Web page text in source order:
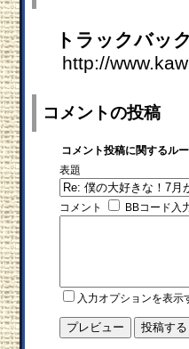
トラックバッ
http://
コメントの投稿
コメント投稿に関するル
表題
コメント BBコード入
入力オプションを表示